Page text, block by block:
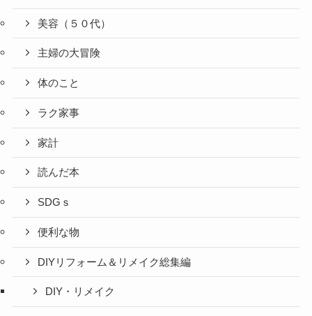
美容（５０代）
主婦の大冒険
体のこと
ラク家事
家計
読んだ本
SDGｓ
便利な物
DIYリフォーム＆リメイク総集編
DIY・リメイク